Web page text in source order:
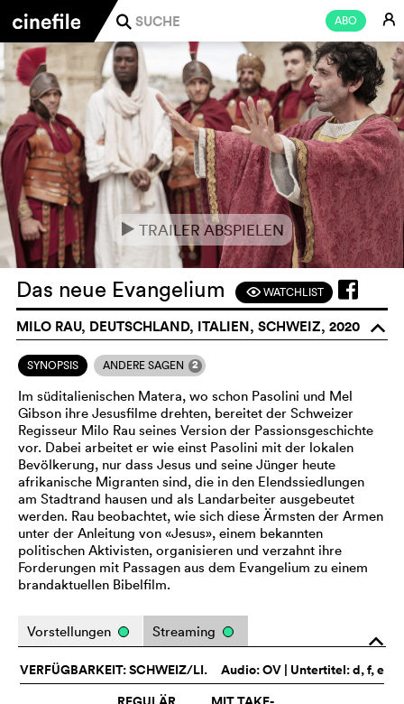
ABO E
j
e TRAILER ABSPIELEN
Das neue Evangelium FWATCHLIST
MILO RAU, DEUTSCHLAND, ITALIEN, SCHWEIZ, 2020 o
SYNOPSIS ANDERE SAGEN 2
Im süditalienischen Matera, wo schon Pasolini und Mel
Gibson ihre Jesusfilme drehten, bereitet der Schweizer
Regisseur Milo Rau seines Version der Passionsgeschichte
vor. Dabei arbeitet er wie einst Pasolini mit der lokalen
Bevölkerung, nur dass Jesus und seine Jünger heute
afrikanische Migranten sind, die in den Elendssiedlungen
am Stadtrand hausen und als Landarbeiter ausgebeutet
werden. Rau beobachtet, wie sich diese Ärmsten der Armen
unter der Anleitung von «Jesus», einem bekannten
politischen Aktivisten, organisieren und verzahnt ihre
Forderungen mit Passagen aus dem Evangelium zu einem
brandaktuellen Bibelfilm.
o
Vorstellungen Streaming
Audio:OV | Untertitel: d, f, e
VERFÜGBARKEIT: SCHWEIZ/LI.